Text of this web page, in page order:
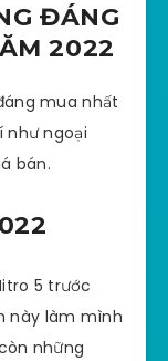
ĐÁNG
2022
mua nhất
như ngoại
bán.
5 trước
này làm mình
những